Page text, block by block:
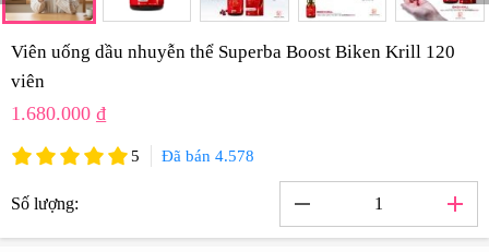
Viên uống dầu nhuyễn thể Superba Boost Biken Krill 120
viên
1.680.000 ₫
5 Đã bán 4.578
Số lượng: remove add